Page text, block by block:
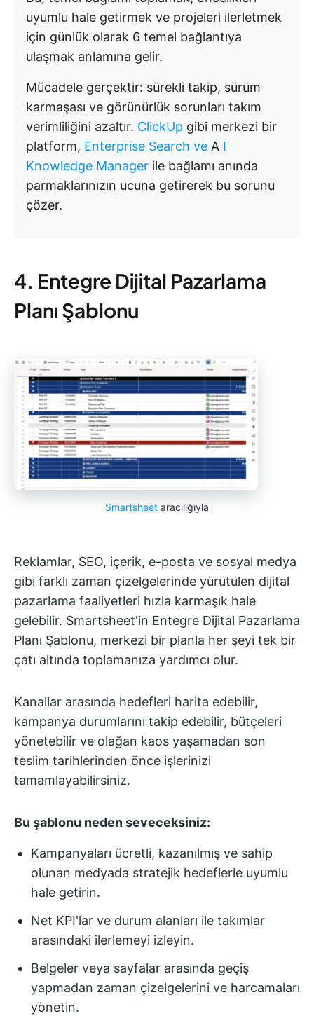
uyumlu hale getirmek ve projeleri ilerletmek
için günlük olarak 6 temel bağlantıya
ulaşmak anlamına gelir.
Mücadele gerçektir: sürekli takip, sürüm
karmaşası ve görünürlük sorunları takım
verimliliğini azaltır. ClickUp gibi merkezi bir
platform, Enterprise Search ve A I
Knowledge Manager ile bağlamı anında
parmaklarınızın ucuna getirerek bu sorunu
çözer.
4. Entegre Dijital Pazarlama
Planı Şablonu
Smartsheet aracılığıyla
Reklamlar, SEO, içerik, e-posta ve sosyal medya
gibi farklı zaman çizelgelerinde yürütülen dijital
pazarlama faaliyetleri hızla karmaşık hale
gelebilir. Smartsheet'in Entegre Dijital Pazarlama
Planı Şablonu, merkezi bir planla her şeyi tek bir
çatı altında toplamanıza yardımcı olur.
Kanallar arasında hedefleri harita edebilir,
kampanya durumlarını takip edebilir, bütçeleri
yönetebilir ve olağan kaos yaşamadan son
teslim tarihlerinden önce işlerinizi
tamamlayabilirsiniz.
Bu şablonu neden seveceksiniz:
Kampanyaları ücretli, kazanılmış ve sahip
olunan medyada stratejik hedeflerle uyumlu
hale getirin.
Net KPI'lar ve durum alanları ile takımlar
arasındaki ilerlemeyi izleyin.
Belgeler veya sayfalar arasında geçiş
yapmadan zaman çizelgelerini ve harcamaları
yönetin.